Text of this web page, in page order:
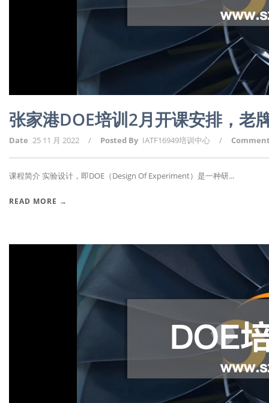
张家港DOE培训2月开课安排，老
Date 25 11 月 2022 / Posted By IATF16949培训中心 /
课程简介 实验设计，即DOE（Design Of Experiment）是一种研...
READ MORE →